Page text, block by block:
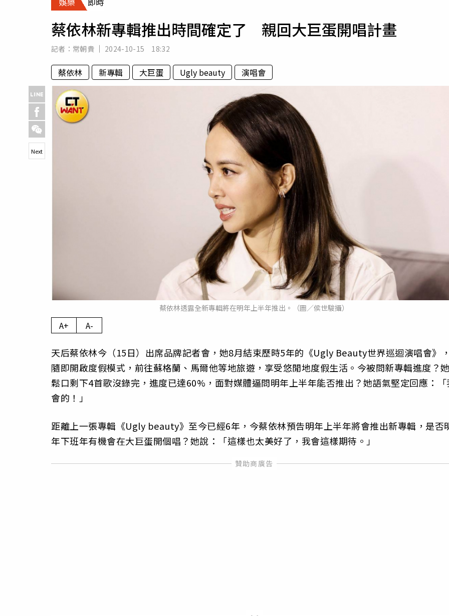
專欄
房產新勢力
運勢
蔡依林新專輯推出時間確定了 親回大巨蛋開唱計畫
記者： 常朝貴 2024-10-15 18:32
蔡依林 新專輯 大巨蛋 Ugly beauty 演唱會
蔡依林透露全新專輯將在明年上半年推出。（圖／侯世駿攝）
Next
A+ A-
天后蔡依林今（15日）出席品牌記者會，她8月結束歷時5年的《Ugly Beauty世界巡迴演唱會》
隨即開啟度假模式，前往蘇格蘭、馬爾他等地旅遊，享受悠閒地度假生活。今被問新專輯進度？
鬆口剩下4首歌沒錄完，進度已達60%，面對媒體逼問明年上半年能否推出？她語氣堅定回應：「
會的！」
距離上一張專輯《Ugly beauty》至今已經6年，今蔡依林預告明年上半年將會推出新專輯，是否
年下班年有機會在大巨蛋開個唱？她說：「這樣也太美好了，我會這樣期待。」